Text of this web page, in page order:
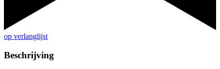
op verlanglijst
Beschrijving